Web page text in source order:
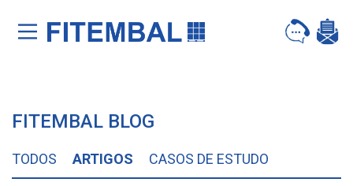
FITEMBAL BLOG
TODOS ARTIGOS CASOS DE ESTUDO